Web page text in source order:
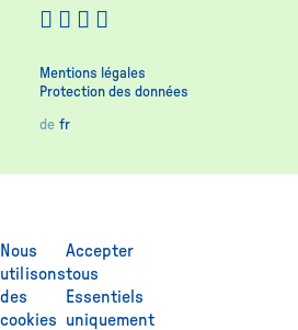
Mentions légales
Protection des données
de fr
Nous
utilisons
des
cookies
Accepter
tous
Essentiels
uniquement